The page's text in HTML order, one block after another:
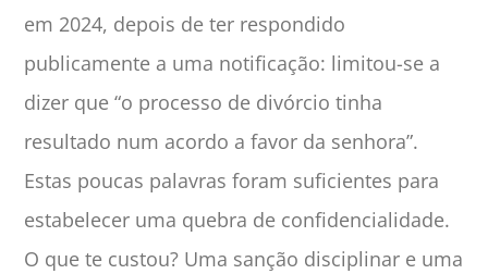
em 2024, depois de ter respondido
publicamente a uma notificação: limitou-se a
dizer que “o processo de divórcio tinha
resultado num acordo a favor da senhora”.
Estas poucas palavras foram suficientes para
estabelecer uma quebra de confidencialidade.
O que te custou? Uma sanção disciplinar e uma